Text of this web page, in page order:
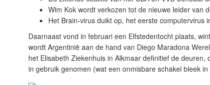
Wim Kok wordt verkozen tot de nieuwe leider van
Het Brain-virus duikt op, het eerste computervirus
Daarnaast vond in februari een Elfstedentocht plaats,
wordt Argentinië aan de hand van Diego Maradona
het Elisabeth Ziekenhuis in Alkmaar definitief de
in gebruik genomen (wat een onmisbare schakel bleek